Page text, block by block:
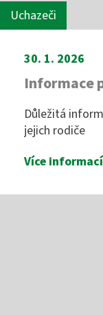
Uchazeči
30. 1. 2026
Informace
Důležitá
jejich rodiče
Více informací